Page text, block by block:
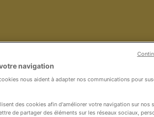
navigation
nous aident à adapter nos communications pour
des cookies afin d'améliorer votre navigation sur nos
de partager des éléments sur les réseaux sociaux,